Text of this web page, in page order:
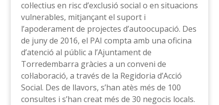
col·lectius en risc d’exclusió social o en situacions
vulnerables, mitjançant el suport i
l’apoderament de projectes d’autoocupació. Des
de juny de 2016, el PAI compta amb una oficina
d’atenció al públic a l’Ajuntament de
Torredembarra gràcies a un conveni de
col·laboració, a través de la Regidoria d’Acció
Social. Des de llavors, s’han atès més de 100
consultes i s’han creat més de 30 negocis locals.